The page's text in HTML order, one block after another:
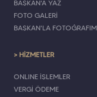
BAŞKAN'A YAZ
FOTO GALERİ
BAŞKAN'LA FOTOĞRAFIM
> HİZMETLER
ONLINE İŞLEMLER
VERGİ ÖDEME